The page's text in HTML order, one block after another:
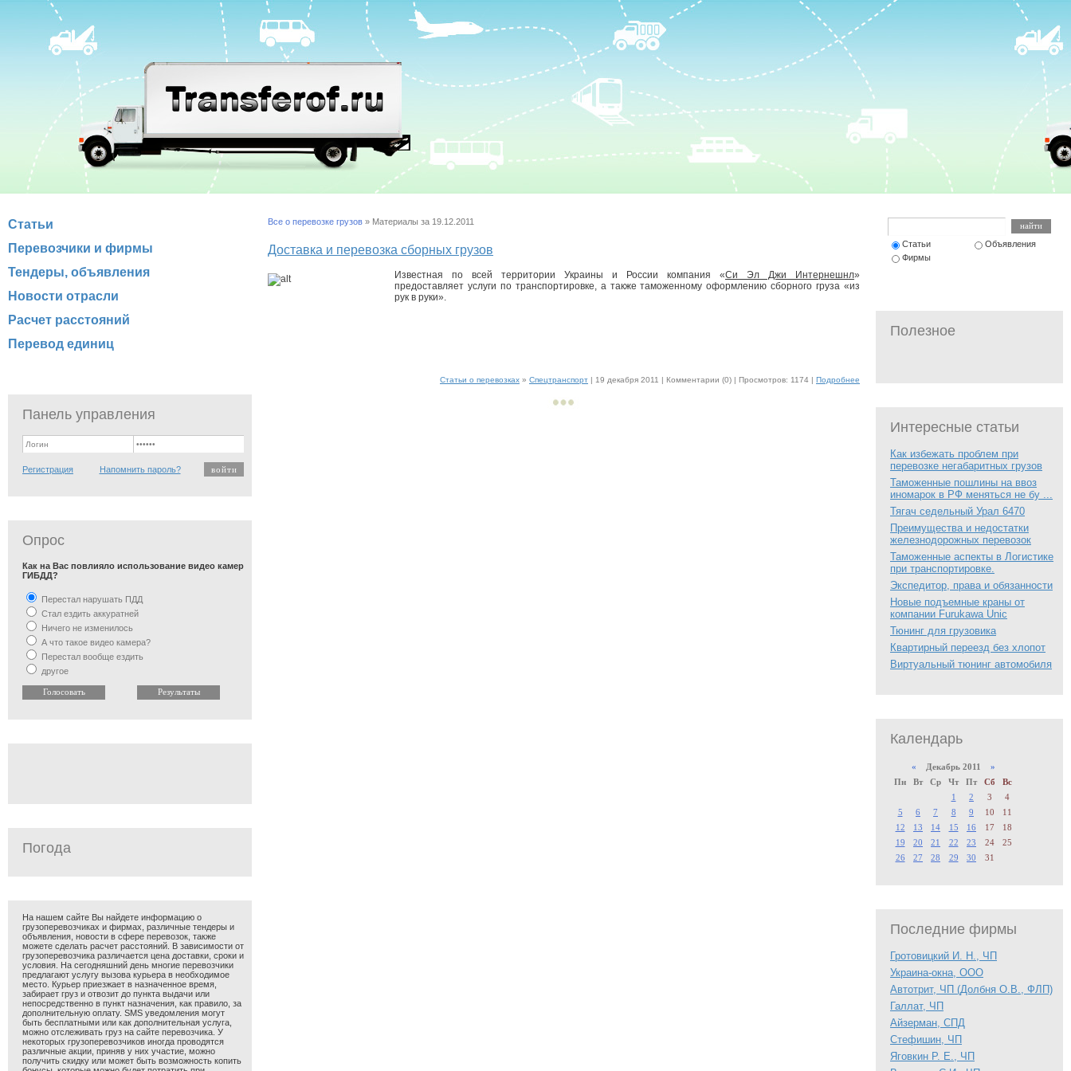
Статьи
Перевозчики и фирмы
Тендеры, объявления
Новости отрасли
Расчет расстояний
Перевод единиц
Панель управления
Регистрация Напомнить пароль?
Опрос
Как на Вас повлияло использование видео камер
ГИБДД?
Перестал нарушать ПДД
Стал ездить аккуратней
Ничего не изменилось
А что такое видео камера?
Перестал вообще ездить
другое
Погода
На нашем сайте Вы найдете информацию о
грузоперевозчиках и фирмах, различные тендеры и
объявления, новости в сфере перевозок, также
можете сделать расчет расстояний. В зависимости от
грузоперевозчика различается цена доставки, сроки и
условия. На сегодняшний день многие перевозчики
предлагают услугу вызова курьера в необходимое
место. Курьер приезжает в назначенное время,
забирает груз и отвозит до пункта выдачи или
непосредственно в пункт назначения, как правило, за
дополнительную оплату. SMS уведомления могут
быть бесплатными или как дополнительная услуга,
можно отслеживать груз на сайте перевозчика. У
некоторых грузоперевозчиков иногда проводятся
различные акции, приняв у них участие, можно
получить скидку или может быть возможность копить
Все о перевозке грузов » Материалы за 19.12.2011
Доставка и перевозка сборных грузов
Известная по всей территории Украины и России компания «Си Эл Джи Интернешнл»
предоставляет услуги по транспортировке, а также таможенному оформлению сборного груза «из
рук в руки».
Статьи о перевозках » Спецтранспорт | 19 декабря 2011 | Комментарии (0) | Просмотров: 1174 | Подробнее
Статьи
Объявления
Фирмы
Полезное
Интересные статьи
Как избежать проблем при
перевозке негабаритных грузов
Таможенные пошлины на ввоз
иномарок в РФ меняться не бу ...
Тягач седельный Урал 6470
Преимущества и недостатки
железнодорожных перевозок
Таможенные аспекты в Логистике
при транспортировке.
Экспедитор, права и обязанности
Новые подъемные краны от
компании Furukawa Unic
Тюнинг для грузовика
Квартирный переезд без хлопот
Виртуальный тюнинг автомобиля
Календарь
« Декабрь 2011 »
Пн
Вт Ср Чт Пт Сб
Вс
1
2 3
4
5
6 7 8 9 10
11
12
13 14 15 16 17
18
19
20 21 22 23 24
25
26
27 28 29 30 31
Последние фирмы
Гротовицкий И. Н., ЧП
Украина-окна, ООО
Автотрит, ЧП (Долбня О.В., ФЛП)
Галлат, ЧП
Айзерман, СПД
Стефишин, ЧП
Яговкин Р. Е., ЧП